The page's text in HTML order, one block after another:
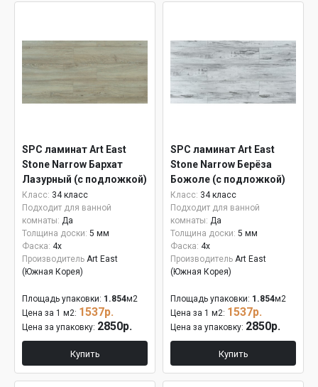
SPC ламинат Art East
Stone Narrow Бархат
Лазурный (с подложкой)
ASL 122
Класс: 34 класс
Подходит для ванной
комнаты: Да
Толщина доски: 5 мм
Фаска: 4x
Производитель Art East
(Южная Корея)
Площадь упаковки: 1.854м2
Цена за 1 м2: 1537р.
Цена за упаковку: 2850р.
Купить
SPC ламинат Art East
Stone Narrow Берёза
Божоле (с подложкой)
ASL 129
Класс: 34 класс
Подходит для ванной
комнаты: Да
Толщина доски: 5 мм
Фаска: 4x
Производитель Art East
(Южная Корея)
Площадь упаковки: 1.854м2
Цена за 1 м2: 1537р.
Цена за упаковку: 2850р.
Купить